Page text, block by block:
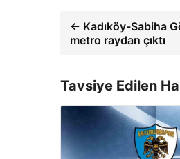
← Kadıköy-Sabiha
metro raydan çıktı
Tavsiye Edilen